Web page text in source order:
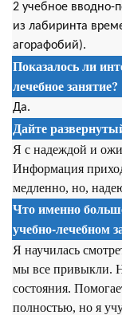
2 учебное вводно-
из лабиринта
агорафобий).
Показалось ли
лечебное занятие?
Да.
Дайте
Я с надеждой и
Информация
медленно, но,
Что именно
учебно-лечебном
Я научилась
мы все привыкли.
состояния.
полностью, но я